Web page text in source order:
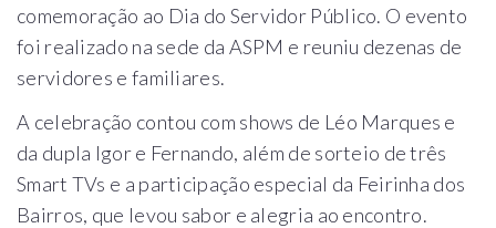
comemoração ao Dia do Servidor Público. O evento
foi realizado na sede da ASPM e reuniu dezenas de
servidores e familiares.
A celebração contou com shows de Léo Marques e
da dupla Igor e Fernando, além de sorteio de três
Smart TVs e a participação especial da Feirinha dos
Bairros, que levou sabor e alegria ao encontro.